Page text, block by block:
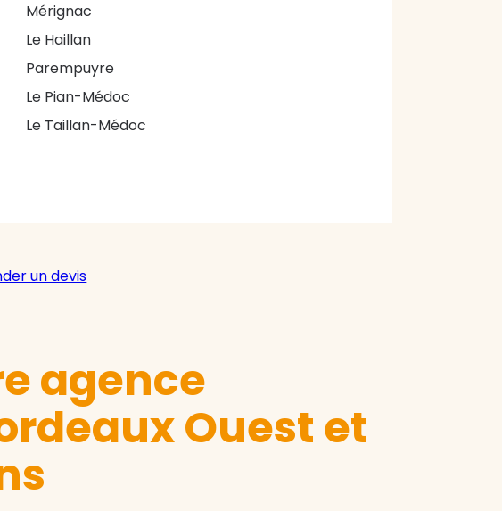
Mérignac
Le Haillan
Parempuyre
Le Pian-Médoc
Le Taillan-Médoc
un devis
agence
Ouest et